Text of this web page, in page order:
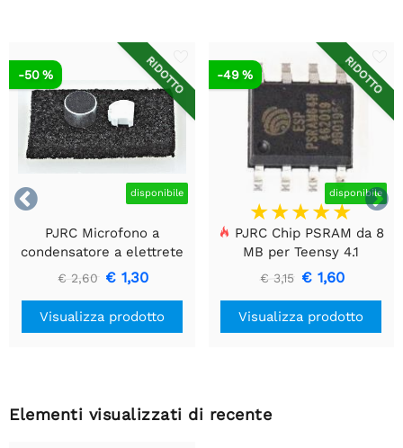


RIDOTTO
disponibile
-50 %
PJRC Microfono a
condensatore a elettrete
€ 2,60 € 1,30
Visualizza prodotto
RIDOTTO
disponibile
-49 %
PJRC Chip PSRAM da 8
MB per Teensy 4.1
€ 3,15 € 1,60
Visualizza prodotto
Elementi visualizzati di recente